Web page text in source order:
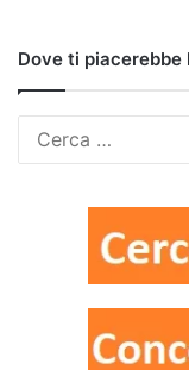
Dove ti piacerebbe